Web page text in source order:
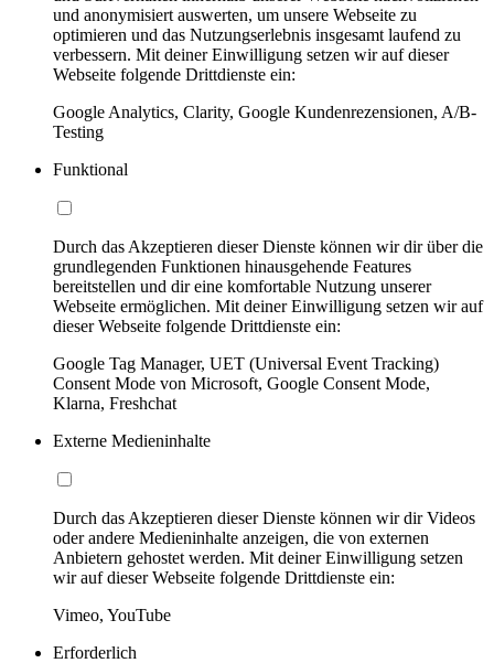
und anonymisiert auswerten, um unsere Webseite zu
optimieren und das Nutzungserlebnis insgesamt laufend zu
verbessern. Mit deiner Einwilligung setzen wir auf dieser
Webseite folgende Drittdienste ein:
Google Analytics, Clarity, Google Kundenrezensionen, A/B-
Testing
Funktional
Durch das Akzeptieren dieser Dienste können wir dir über die
grundlegenden Funktionen hinausgehende Features
bereitstellen und dir eine komfortable Nutzung unserer
Webseite ermöglichen. Mit deiner Einwilligung setzen wir auf
dieser Webseite folgende Drittdienste ein:
Google Tag Manager, UET (Universal Event Tracking)
Consent Mode von Microsoft, Google Consent Mode,
Klarna, Freshchat
Externe Medieninhalte
Durch das Akzeptieren dieser Dienste können wir dir Videos
oder andere Medieninhalte anzeigen, die von externen
Anbietern gehostet werden. Mit deiner Einwilligung setzen
wir auf dieser Webseite folgende Drittdienste ein:
Vimeo, YouTube
Erforderlich